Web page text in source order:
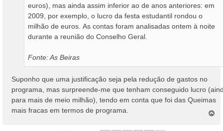
euros), mas ainda assim inferior ao de anos anteriores: em
2009, por exemplo, o lucro da festa estudantil rondou o
milhão de euros. As contas foram analisadas ontem à noite
durante a reunião do Conselho Geral.
Fonte: As Beiras
Suponho que uma justificação seja pela redução de gastos no
programa, mas surpreende-me que tenham conseguido lucro
para mais de meio milhão), tendo em conta que foi das Queimas
mais fracas em termos de programa.